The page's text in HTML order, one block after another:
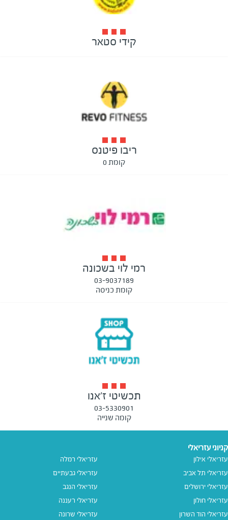
קידי סטאר
ריבו פיטנס
קומת 0
רמי לוי בשכונה
03-9037189
קומת כניסה
תכשיטי ז'אנו
03-5330901
קומה שנייה
קניוני עזריאלי
עזריאלי אילון
עזריאלי תל אביב
עזריאלי ירושלים
עזריאלי חולון
עזריאלי הוד השרון
עזריאלי רמלה
עזריאלי גבעתיים
עזריאלי הנגב
עזריאלי רעננה
עזריאלי שרונה